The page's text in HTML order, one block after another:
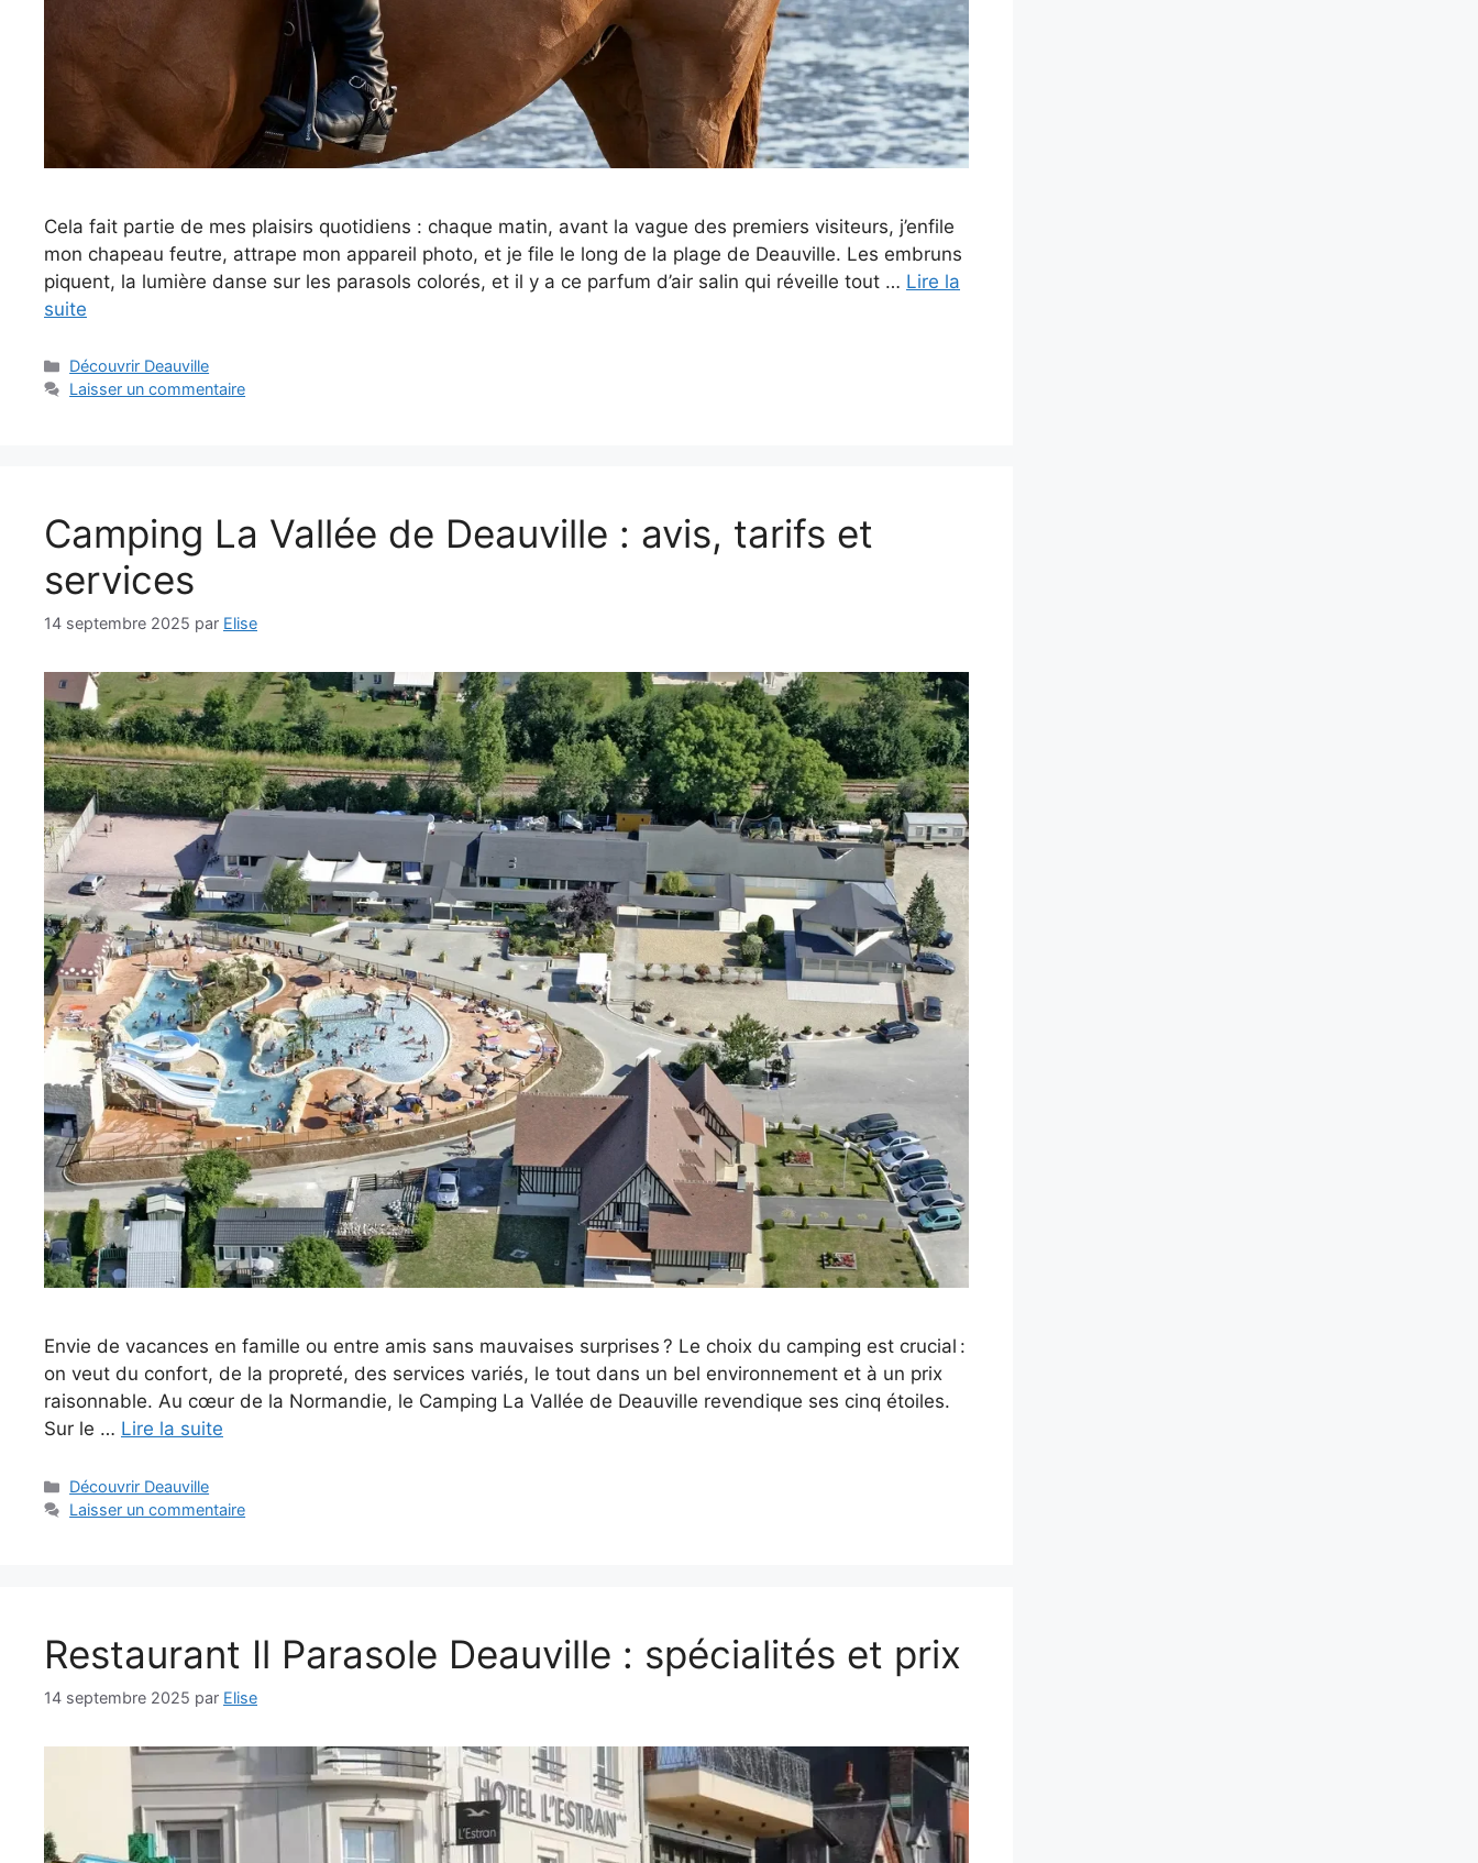
Cela fait partie de mes plaisirs quotidiens : chaque matin, avant la vague des premiers visiteurs, j’enfile
mon chapeau feutre, attrape mon appareil photo, et je file le long de la plage de Deauville. Les embruns
piquent, la lumière danse sur les parasols colorés, et il y a ce parfum d’air salin qui réveille tout … Lire la
suite
Catégories
Découvrir Deauville
Laisser un commentaire
Camping La Vallée de Deauville : avis, tarifs et
services
14 septembre 2025 par Elise
Envie de vacances en famille ou entre amis sans mauvaises surprises ? Le choix du camping est crucial :
on veut du confort, de la propreté, des services variés, le tout dans un bel environnement et à un prix
raisonnable. Au cœur de la Normandie, le Camping La Vallée de Deauville revendique ses cinq étoiles.
Sur le … Lire la suite
Catégories
Découvrir Deauville
Laisser un commentaire
Restaurant Il Parasole Deauville : spécialités et prix
14 septembre 2025 par Elise